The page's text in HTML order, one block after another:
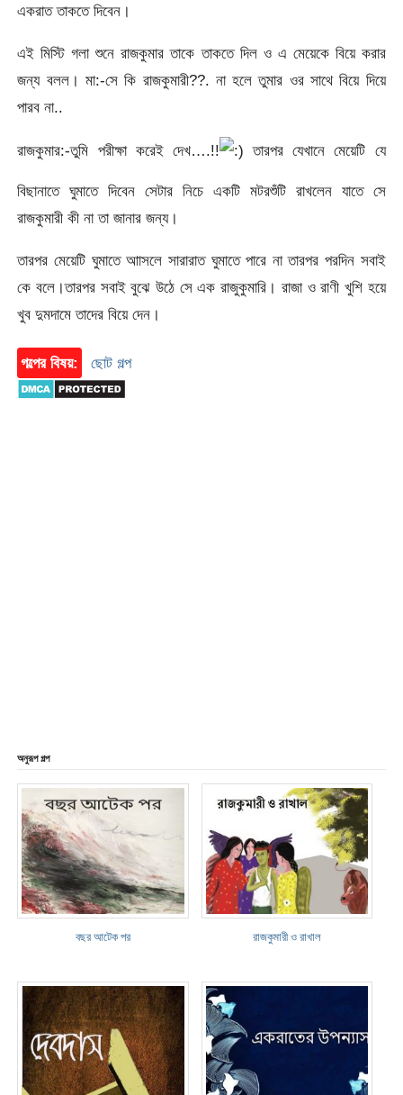
একরাত তাকতে দিবেন।
এই মিস্টি গলা শুনে রাজকুমার তাকে তাকতে দিল ও এ মেয়েকে বিয়ে করার
জন্য বলল। মা:-সে কি রাজকুমারী??. না হলে তুমার ওর সাথে বিয়ে দিয়ে
পারব না..
রাজকুমার:-তুমি পরীক্ষা করেই দেখ….!! তারপর যেখানে মেয়েটি যে
বিছানাতে ঘুমাতে দিবেন সেটার নিচে একটি মটরশুঁটি রাখলেন যাতে সে
রাজকুমারী কী না তা জানার জন্য।
তারপর মেয়েটি ঘুমাতে আাসলে সারারাত ঘুমাতে পারে না তারপর পরদিন সবাই
কে বলে।তারপর সবাই বুঝে উঠে সে এক রাজুকুমারি। রাজা ও রাণী খুশি হয়ে
খুব দুমদামে তাদের বিয়ে দেন।
গল্পের বিষয়: ছোট গল্প
অনুরূপ গল্প
বছর আটেক পর রাজকুমারী ও রাখাল